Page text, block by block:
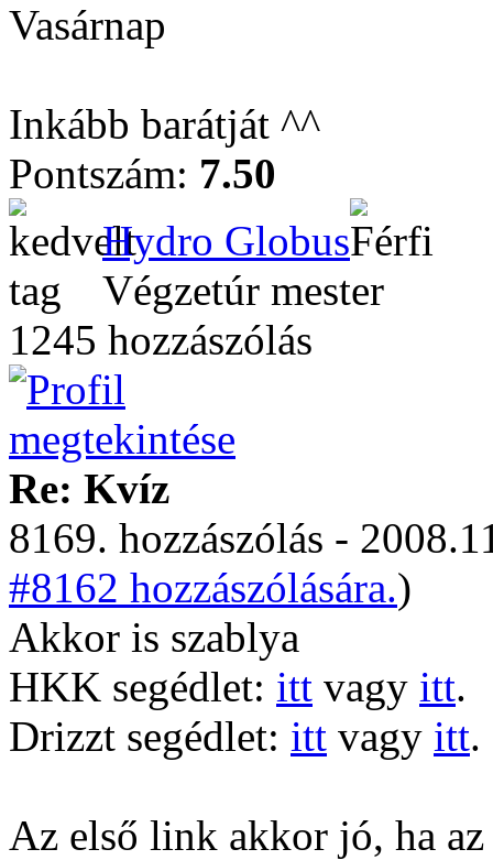
Vasárnap
Inkább barátját ^^
Pontszám: 7.50
Hydro Globus
Végzetúr mester
1245 hozzászólás
Re: Kvíz
8169. hozzászólás -
#8162 hozzászólására.)
Akkor is szablya
HKK segédlet: itt vagy itt.
Drizzt segédlet: itt vagy itt.
Az első link akkor jó, ha